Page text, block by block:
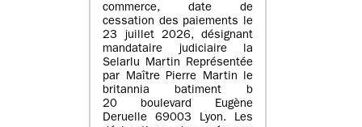
commerce, date de
cessation des paiements le
23 juillet 2026, désignant
mandataire judiciaire la
Selarlu Martin Représentée
par Maître Pierre Martin le
britannia batiment b
20 boulevard Eugène
Deruelle 69003 Lyon. Les